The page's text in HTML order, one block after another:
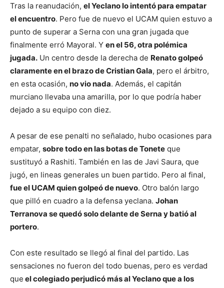
Tras la reanudación, el Yeclano lo intentó para empatar
el encuentro. Pero fue de nuevo el UCAM quien estuvo a
punto de superar a Serna con una gran jugada que
finalmente erró Mayoral. Y en el 56, otra polémica
jugada. Un centro desde la derecha de Renato golpeó
claramente en el brazo de Cristian Gala, pero el árbitro,
en esta ocasión, no vio nada. Además, el capitán
murciano llevaba una amarilla, por lo que podría haber
dejado a su equipo con diez.
A pesar de ese penalti no señalado, hubo ocasiones para
empatar, sobre todo en las botas de Tonete que
sustituyó a Rashiti. También en las de Javi Saura, que
jugó, en lineas generales un buen partido. Pero al final,
fue el UCAM quien golpeó de nuevo. Otro balón largo
que pilló en cuadro a la defensa yeclana. Johan
Terranova se quedó solo delante de Serna y batió al
portero.
Con este resultado se llegó al final del partido. Las
sensaciones no fueron del todo buenas, pero es verdad
que el colegiado perjudicó más al Yeclano que a los